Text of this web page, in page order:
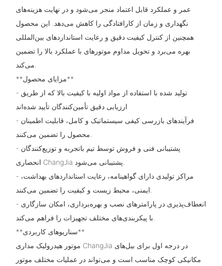
عمر و عملکرد قابل اعتماد منجر می‌شود و در نهایت هزینه‌های
نگهداری و زمان از کارافتادگی را کاهش می‌دهد. این محصول
همچنین از کنترل کیفیت دقیق و رعایت استانداردهای بین‌المللی
بهره می‌برد و تحویل مداوم موتورهای با عملکرد بالا را تضمین
**مزایای محصول**
- تولید شده با استفاده از مواد اولیه با کیفیت بالا که از طریق
ارزیابی دقیق تأمین‌کنندگان تأیید شده‌اند
- فرآیندهای بازرسی کیفی سیستماتیک و کامل، قابلیت اطمینان
- پشتیبانی فنی و فروش توسط تیم باتجربه و توزیع‌کنندگان
- مراکز تولیدی دارای گواهینامه، رعایت استانداردهای بهداشت،
- انعطاف‌پذیری در پارامترهای نصب و بهره‌برداری، امکان سازگاری
**سناریوهای کاربردی**
موتور هیدرولیک مداری ChangJia در درجه اول برای بیل‌های
مکانیکی کوچک مناسب است و می‌تواند در عملیات مختلف موتور